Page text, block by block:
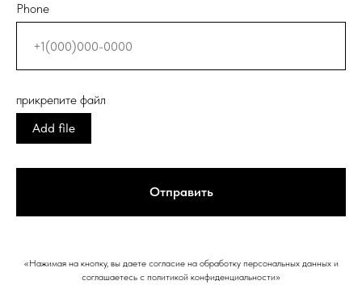
Phone
прикрепите файл
Add file
Отправить
«Нажимая на кнопку, вы даете согласие на обработку персональных данных и
соглашаетесь c политикой конфиденциальности»